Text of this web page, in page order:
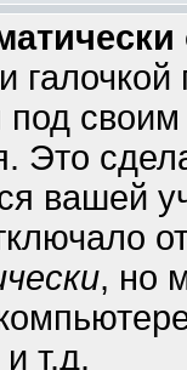
галочкой
под
Это
вашей
, но
т.д.